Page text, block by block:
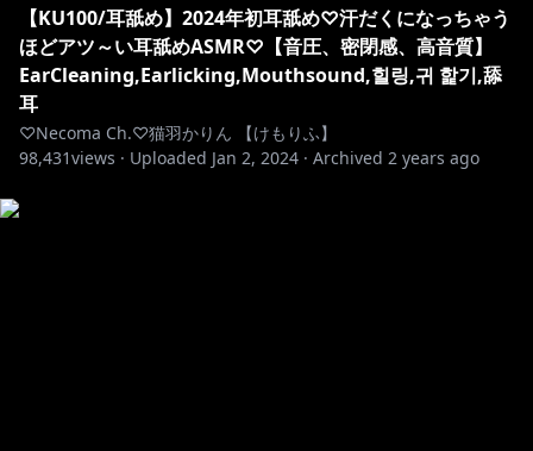
【KU100/耳舐め】2024年初耳舐め♡汗だくになっちゃう
ほどアツ～い耳舐めASMR♡【音圧、密閉感、高音質】
EarCleaning,Earlicking,Mouthsound,힐링,귀 핥기,舔
耳
♡Necoma Ch.♡猫羽かりん 【けもりふ】
98,431views · Uploaded Jan 2, 2024 · Archived 2 years ago